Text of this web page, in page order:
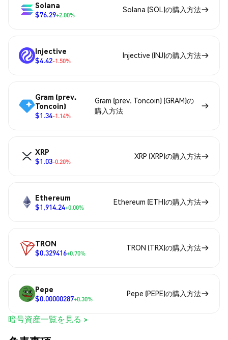
Solana
$76.29+2.00%
Solana (SOL)の購入方法
Injective
$4.42-1.50%
Injective (INJ)の購入方法
Gram (prev.
Toncoin)
$1.34-1.14%
Gram (prev. Toncoin) (GRAM)の
購入方法
XRP
$1.03-0.20%
XRP (XRP)の購入方法
Ethereum
$1,914.24+0.00%
Ethereum (ETH)の購入方法
TRON
$0.329416+0.70%
TRON (TRX)の購入方法
Pepe
$0.00000287+0.30%
Pepe (PEPE)の購入方法
暗号資産一覧を見る >